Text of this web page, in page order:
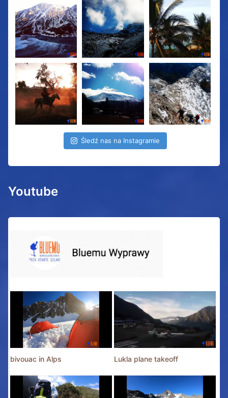
Śledź nas na Instagramie
Youtube
bivouac in Alps Lukla plane takeoff